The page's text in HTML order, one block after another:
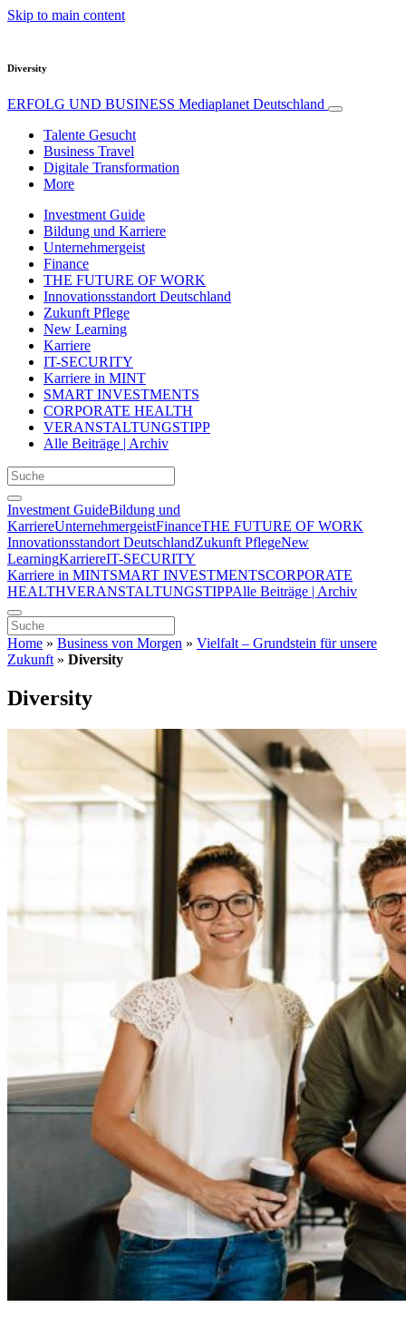
Skip to main content
Diversity
ERFOLG UND BUSINESS Mediaplanet Deutschland
Talente Gesucht
Business Travel
Digitale Transformation
More
Investment Guide
Bildung und Karriere
Unternehmergeist
Finance
THE FUTURE OF WORK
Innovationsstandort Deutschland
Zukunft Pflege
New Learning
Karriere
IT-SECURITY
Karriere in MINT
SMART INVESTMENTS
CORPORATE HEALTH
VERANSTALTUNGSTIPP
Alle Beiträge | Archiv
Investment GuideBildung und
KarriereUnternehmergeistFinanceTHE FUTURE OF WORK
Innovationsstandort DeutschlandZukunft PflegeNew
LearningKarriereIT-SECURITY
Karriere in MINTSMART INVESTMENTSCORPORATE
HEALTHVERANSTALTUNGSTIPPAlle Beiträge | Archiv
Home » Business von Morgen » Vielfalt – Grundstein für unsere
Zukunft » Diversity
Diversity